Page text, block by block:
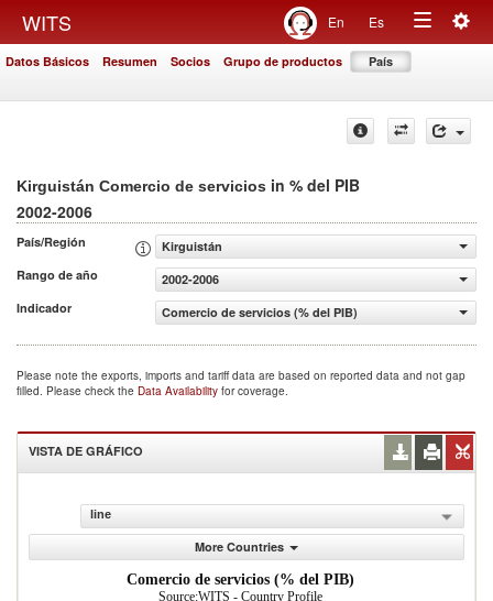
WITS En Es
Toggle
Datos Básicos Resumen Socios Grupo de productos País
Kirguistán Comercio de servicios in % del PIB
2002-2006
País/Región
Kirguistán
Rango de año
2002-2006
Indicador
Comercio de servicios (% del PIB)
Please note the exports, imports and tariff data are based on reported data and not gap
filled. Please check the Data Availability for coverage.
VISTA DE GRÁFICO
line
More Countries
Comercio de servicios (% del PIB)
Source:WITS - Country Profile